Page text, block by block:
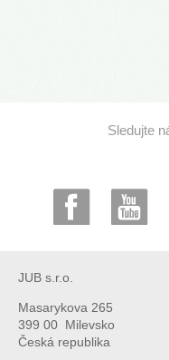
Sledujte
JUB s.r.o.
Masarykova 265
399 00 Milevsko
Česká republika